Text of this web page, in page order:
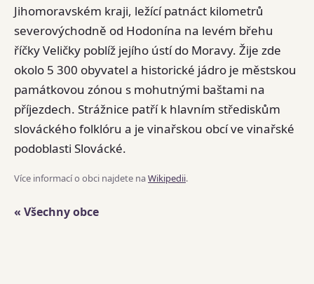
Jihomoravském kraji, ležící patnáct kilometrů
severovýchodně od Hodonína na levém břehu
říčky Veličky poblíž jejího ústí do Moravy. Žije zde
okolo 5 300 obyvatel a historické jádro je městskou
památkovou zónou s mohutnými baštami na
příjezdech. Strážnice patří k hlavním střediskům
slováckého folklóru a je vinařskou obcí ve vinařské
podoblasti Slovácké.
Více informací o obci najdete naWikipedii.
« Všechny obce